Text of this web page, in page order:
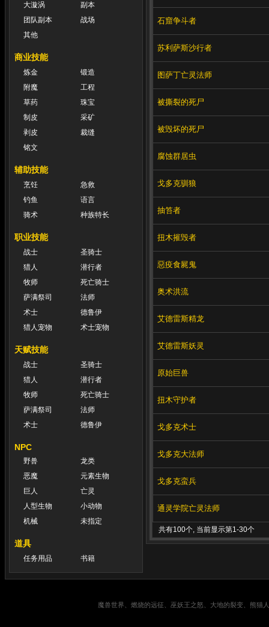
大漩涡
副本
团队副本
战场
其他
商业技能
炼金
锻造
附魔
工程
草药
珠宝
制皮
采矿
剥皮
裁缝
铭文
辅助技能
烹饪
急救
钓鱼
语言
骑术
种族特长
职业技能
战士
圣骑士
猎人
潜行者
牧师
死亡骑士
萨满祭司
法师
术士
德鲁伊
猎人宠物
术士宠物
天赋技能
战士
圣骑士
猎人
潜行者
牧师
死亡骑士
萨满祭司
法师
术士
德鲁伊
NPC
野兽
龙类
恶魔
元素生物
巨人
亡灵
人型生物
小动物
机械
未指定
道具
任务用品 书籍
石窟争斗者
苏利萨斯沙行者
图萨丁亡灵法师
被撕裂的死尸
被毁坏的死尸
腐蚀群居虫
戈多克驯狼
抽笞者
扭木摧毁者
惡疫食屍鬼
奥术洪流
艾德雷斯精龙
艾德雷斯妖灵
原始巨兽
扭木守护者
戈多克术士
戈多克大法师
戈多克蛮兵
通灵学院亡灵法师
共有100个, 当前显示第1-30个
魔兽世界、燃烧的远征、巫妖王之怒、大地的裂变、熊猫